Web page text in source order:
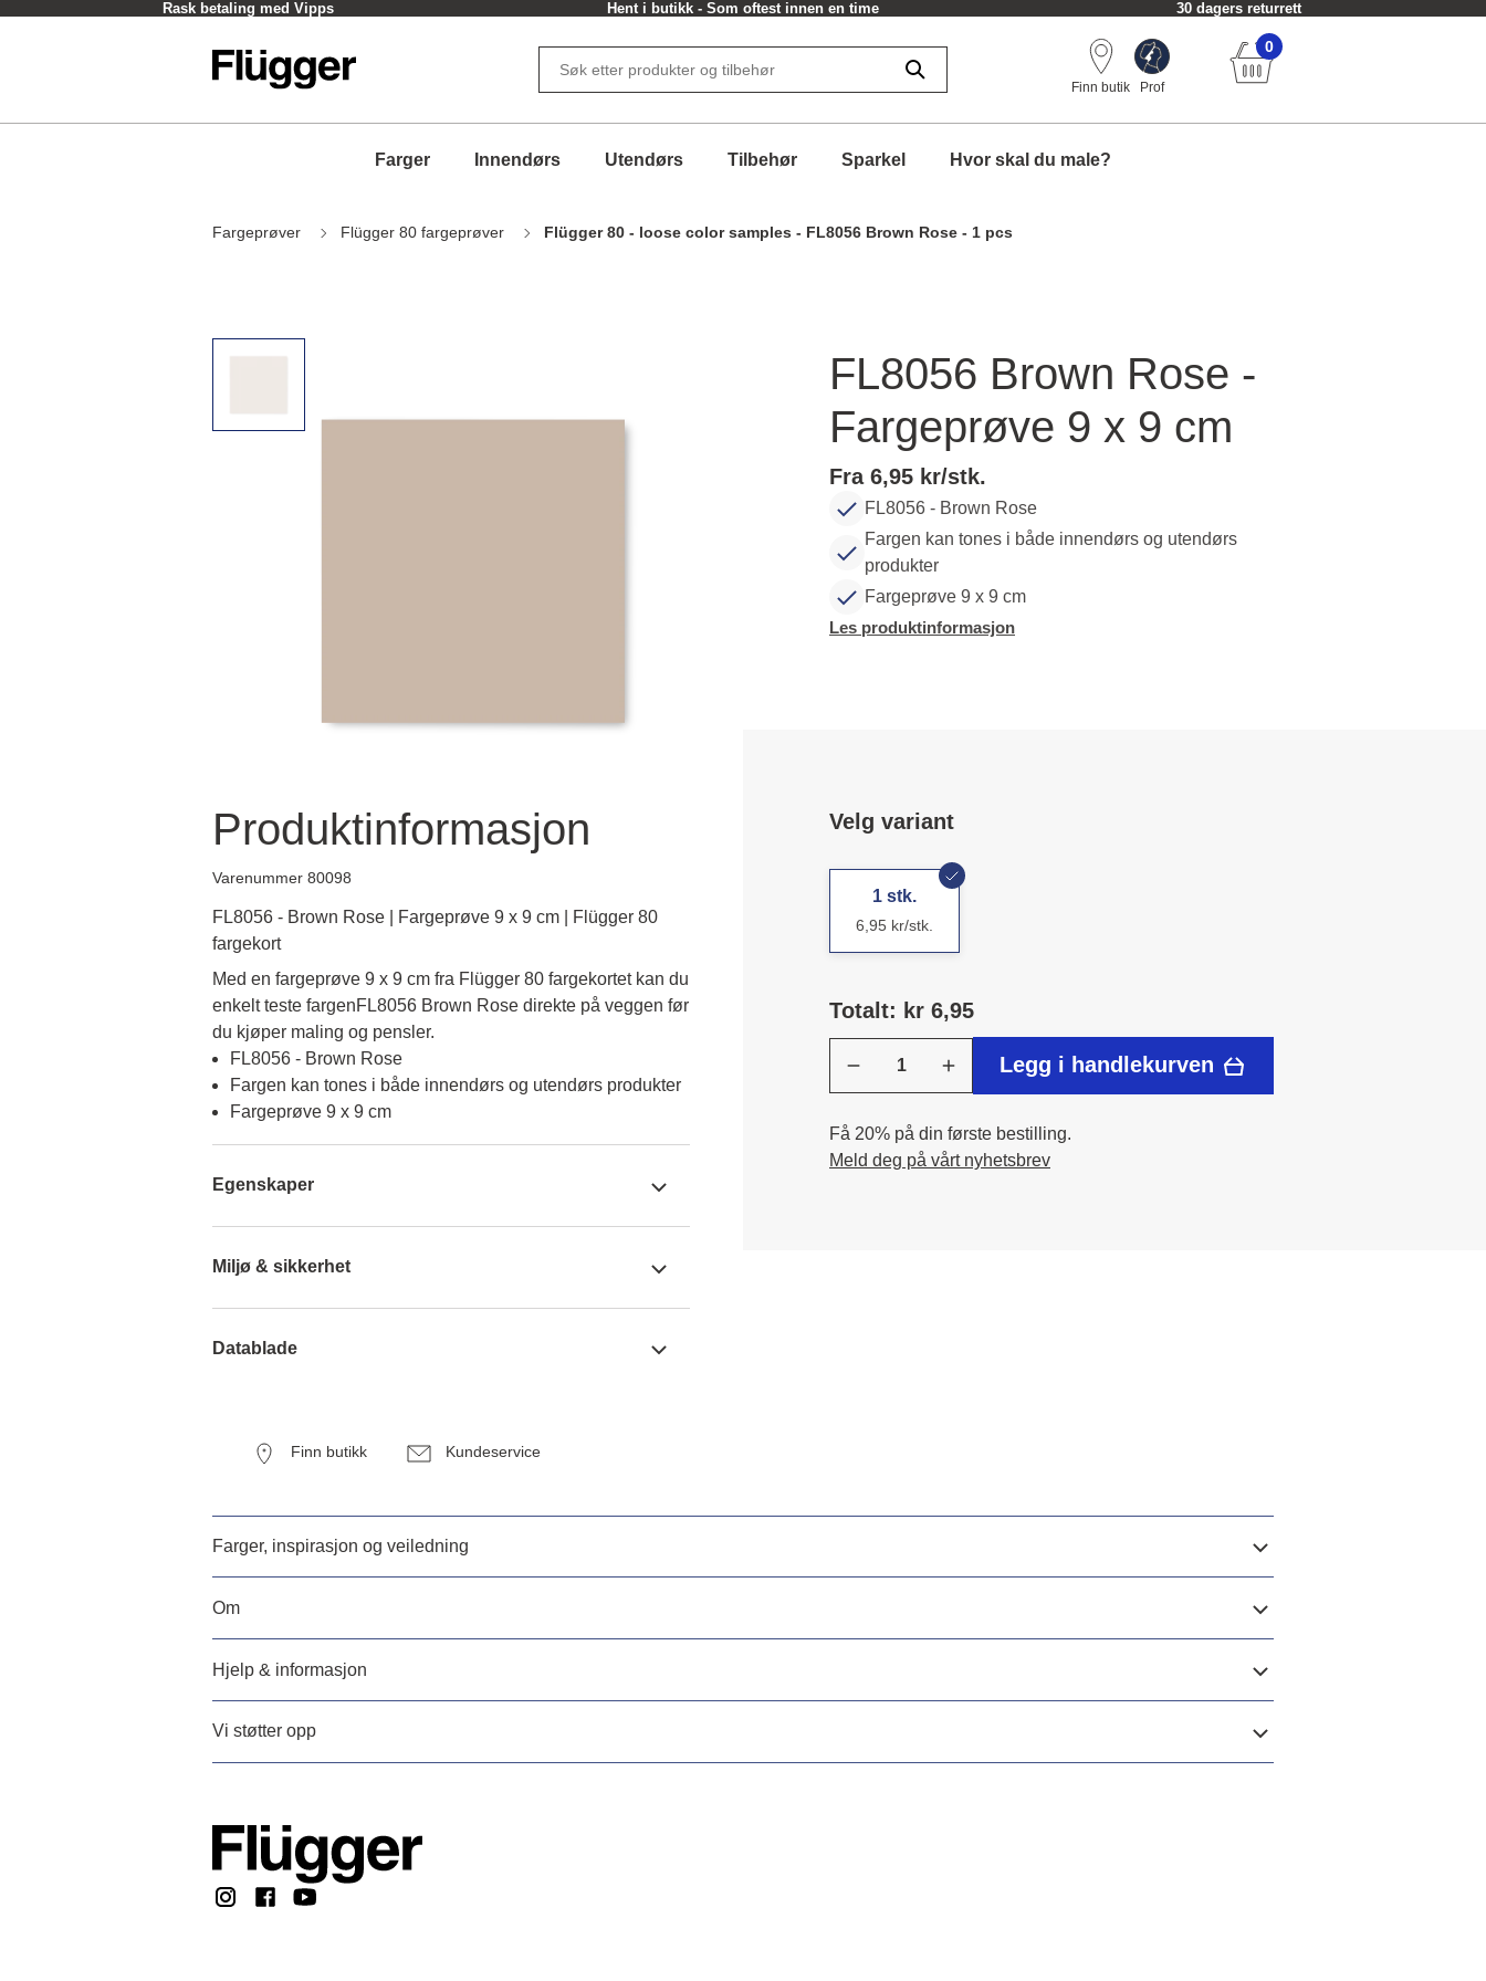
Rask betaling med Vipps Hent i butikk - Som oftest innen en time 30 dagers returrett
Finn butik Prof
0
Farger Innendørs Utendørs Tilbehør Sparkel Hvor skal du male?
Fargeprøver Flügger 80 fargeprøver Flügger 80 - loose color samples - FL8056 Brown Rose - 1 pcs
Produktinformasjon
Varenummer 80098
FL8056 - Brown Rose | Fargeprøve 9 x 9 cm | Flügger 80
fargekort
Med en fargeprøve 9 x 9 cm fra Flügger 80 fargekortet kan du
enkelt teste fargenFL8056 Brown Rose direkte på veggen før
du kjøper maling og pensler.
FL8056 - Brown Rose
Fargen kan tones i både innendørs og utendørs produkter
Fargeprøve 9 x 9 cm
Egenskaper
Miljø & sikkerhet
Datablade
FL8056 Brown Rose -
Fargeprøve 9 x 9 cm
Fra 6,95 kr/stk.
FL8056 - Brown Rose
Fargen kan tones i både innendørs og utendørs
produkter
Fargeprøve 9 x 9 cm
Les produktinformasjon
Velg variant
1 stk.
6,95 kr/stk.
Totalt: kr 6,95
Legg i handlekurven
Få 20% på din første bestilling.
Meld deg på vårt nyhetsbrev
Finn butikk Kundeservice
Farger, inspirasjon og veiledning
Om
Hjelp & informasjon
Vi støtter opp